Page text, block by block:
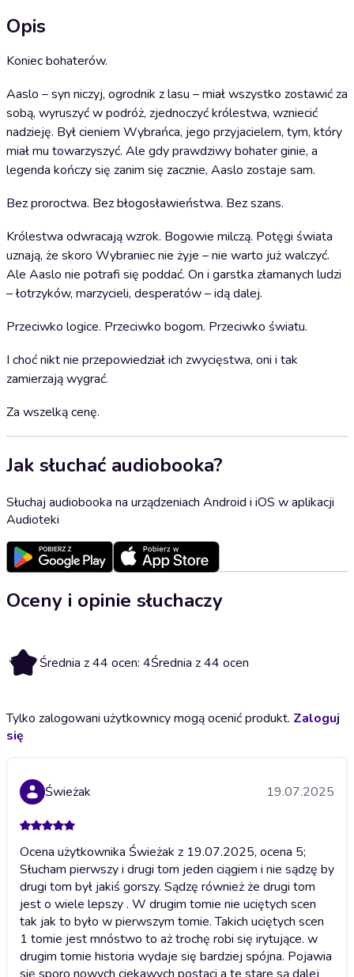
Opis
Koniec bohaterów.
Aaslo – syn niczyj, ogrodnik z lasu – miał wszystko zostawić za
sobą, wyruszyć w podróż, zjednoczyć królestwa, wzniecić
nadzieję. Był cieniem Wybrańca, jego przyjacielem, tym, który
miał mu towarzyszyć. Ale gdy prawdziwy bohater ginie, a
legenda kończy się zanim się zacznie, Aaslo zostaje sam.
Bez proroctwa. Bez błogosławieństwa. Bez szans.
Królestwa odwracają wzrok. Bogowie milczą. Potęgi świata
uznają, że skoro Wybraniec nie żyje – nie warto już walczyć.
Ale Aaslo nie potrafi się poddać. On i garstka złamanych ludzi
– łotrzyków, marzycieli, desperatów – idą dalej.
Przeciwko logice. Przeciwko bogom. Przeciwko światu.
I choć nikt nie przepowiedział ich zwycięstwa, oni i tak
zamierzają wygrać.
Za wszelką cenę.
Jak słuchać audiobooka?
Słuchaj audiobooka na urządzeniach Android i iOS w aplikacji
Audioteki
Oceny i opinie słuchaczy
4 Średnia z 44 ocen: 4Średnia z 44 ocen
Tylko zalogowani użytkownicy mogą ocenić produkt. Zaloguj
się
Świeżak 19.07.2025
Ocena użytkownika Świeżak z 19.07.2025, ocena 5;
Słucham pierwszy i drugi tom jeden ciągiem i nie sądzę by
drugi tom był jakiś gorszy. Sądzę również że drugi tom
jest o wiele lepszy . W drugim tomie nie uciętych scen
tak jak to było w pierwszym tomie. Takich uciętych scen
1 tomie jest mnóstwo to aż trochę robi się irytujące. w
drugim tomie historia wydaje się bardziej spójna. Pojawia